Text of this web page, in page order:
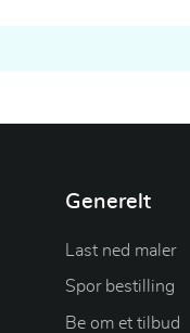
Generelt
Last ned maler
Spor bestilling
Be om et tilbud